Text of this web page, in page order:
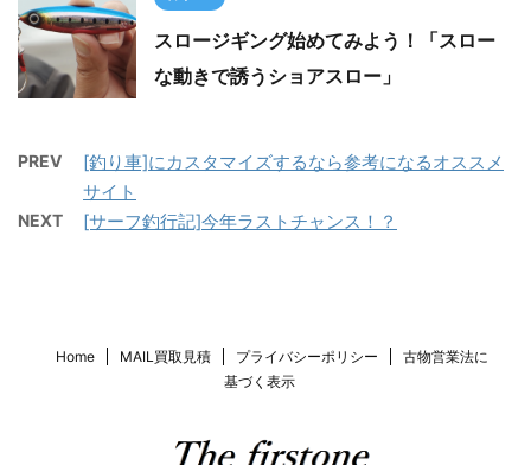
スロージギング始めてみよう！「スロー
な動きで誘うショアスロー」
PREV
[釣り車]にカスタマイズするなら参考になるオススメ
サイト
NEXT [サーフ釣行記]今年ラストチャンス！？
Home MAIL買取見積 プライバシーポリシー
古物営業法に
基づく表示